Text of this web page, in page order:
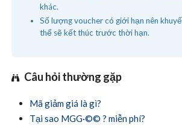
khác.
Số lượng voucher có giới hạn nên
thể sẽ kết thúc trước thời hạn.
Câu hỏi thường gặp
Mã giảm giá là gì?
Tại sao MGG·©© ? miễn phí?